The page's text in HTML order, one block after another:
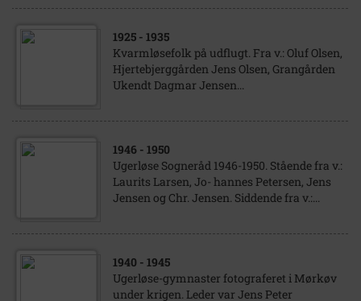
1925 - 1935
Kvarmløsefolk på udflugt. Fra v.: Oluf Olsen,
Hjertebjerggården Jens Olsen, Grangården
Ukendt Dagmar Jensen...
1946 - 1950
Ugerløse Sogneråd 1946-1950. Stående fra v.:
Laurits Larsen, Jo- hannes Petersen, Jens
Jensen og Chr. Jensen. Siddende fra v.:...
1940 - 1945
Ugerløse-gymnaster fotograferet i Mørkøv
under krigen. Leder var Jens Peter